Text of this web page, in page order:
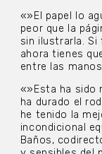
«»El papel lo
peor que la
sin ilustrarla. Si
ahora tienes
entre las
«»Esta ha sido
ha durado el
he tenido la
incondicional
Baños,